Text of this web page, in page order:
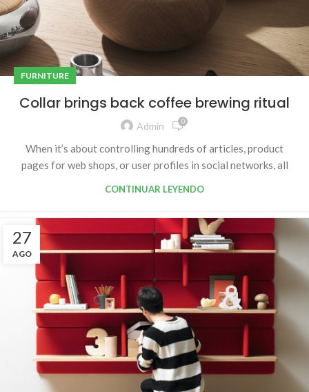
FURNITURE
Collar brings back coffee brewing ritual
Admin 0
When it’s about controlling hundreds of articles, product
pages for web shops, or user profiles in social networks, all
CONTINUAR LEYENDO
27
AGO